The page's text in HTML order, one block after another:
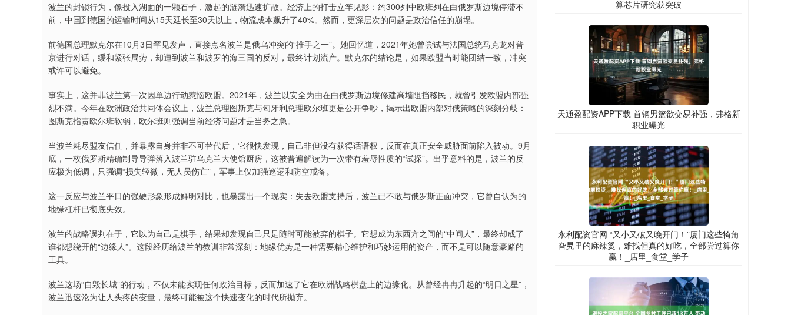
波兰的封锁行为，像投入湖面的一颗石子，激起的涟漪迅速扩散。经济上的打击立竿见影：约300列中欧班列在白俄罗斯边境停滞不
前，中国到德国的运输时间从15天延长至30天以上，物流成本飙升了40%。然而，更深层次的问题是政治信任的崩塌。
前德国总理默克尔在10月3日罕见发声，直接点名波兰是俄乌冲突的“推手之一”。她回忆道，2021年她曾尝试与法国总统马克龙对普
京进行对话，缓和紧张局势，却遭到波兰和波罗的海三国的反对，最终计划流产。默克尔的结论是，如果欧盟当时能团结一致，冲突
或许可以避免。
事实上，这并非波兰第一次因单边行动惹恼欧盟。2021年，波兰以安全为由在白俄罗斯边境修建高墙阻挡移民，就曾引发欧盟内部强
烈不满。今年在欧洲政治共同体会议上，波兰总理图斯克与匈牙利总理欧尔班更是公开争吵，揭示出欧盟内部对俄策略的深刻分歧：
图斯克指责欧尔班软弱，欧尔班则强调当前经济问题才是当务之急。
当波兰耗尽盟友信任，并暴露自身并非不可替代后，它很快发现，自己非但没有获得话语权，反而在真正安全威胁面前陷入被动。9月
底，一枚俄罗斯精确制导导弹落入波兰驻乌克兰大使馆厨房，这被普遍解读为一次带有羞辱性质的“试探”。出乎意料的是，波兰的反
应极为低调，只强调“损失轻微，无人员伤亡”，军事上仅加强巡逻和防空戒备。
这一反应与波兰平日的强硬形象形成鲜明对比，也暴露出一个现实：失去欧盟支持后，波兰已不敢与俄罗斯正面冲突，它曾自认为的
地缘杠杆已彻底失效。
波兰的战略误判在于，它以为自己是棋手，结果却发现自己只是随时可能被弃的棋子。它想成为东西方之间的“中间人”，最终却成了
谁都想绕开的“边缘人”。这段经历给波兰的教训非常深刻：地缘优势是一种需要精心维护和巧妙运用的资产，而不是可以随意豪赌的
工具。
波兰这场“自毁长城”的行动，不仅未能实现任何政治目标，反而加速了它在欧洲战略棋盘上的边缘化。从曾经冉冉升起的“明日之星”，
波兰迅速沦为让人头疼的变量，最终可能被这个快速变化的时代所抛弃。
算芯片研究获突破
天通盈配资APP下载 首钢男篮欲交易补强，弗格新
职业曝光
永利配资官网 “又小又破又晚开门！”厦门这些犄角
旮旯里的麻辣烫，难找但真的好吃，全部尝过算你
赢！_店里_食堂_学子